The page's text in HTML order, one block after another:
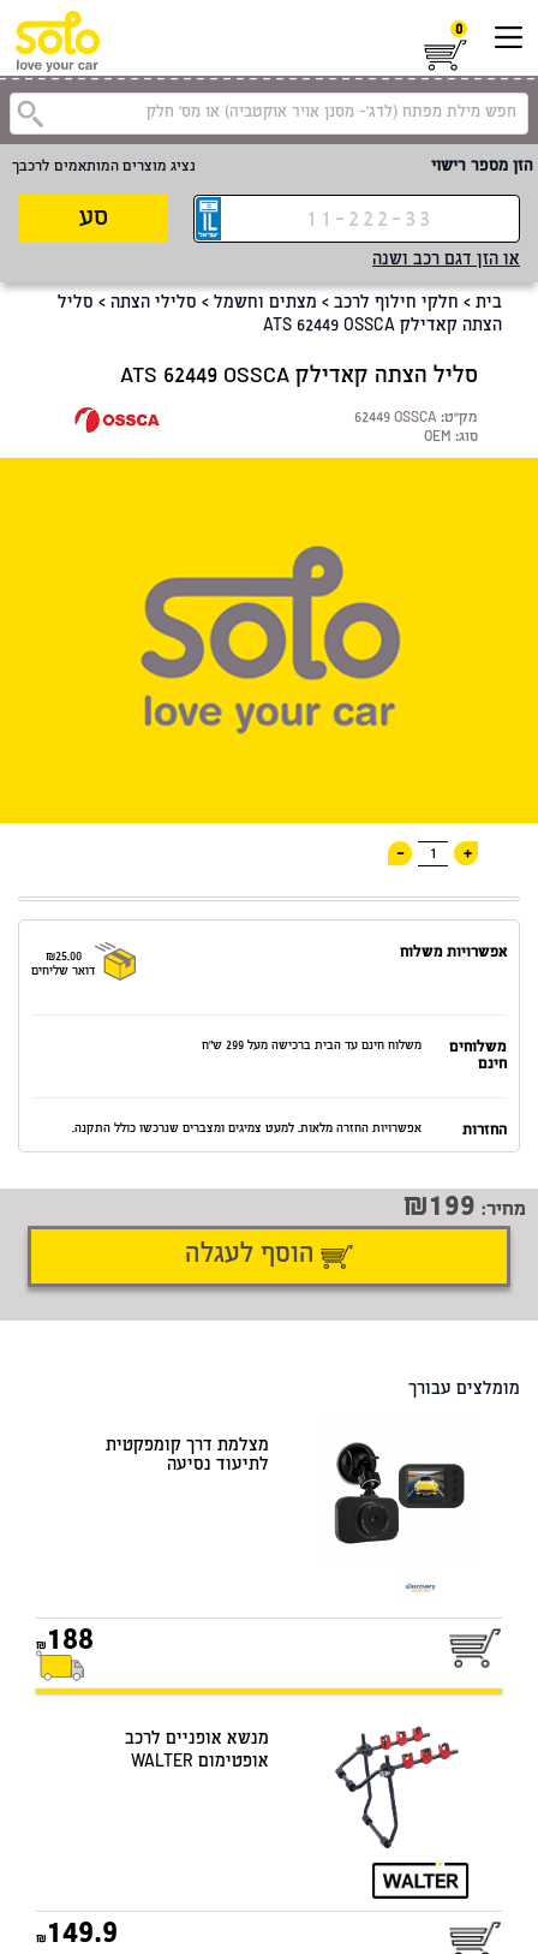
0
הזן מספר רישוי נציג מוצרים המותאמים לרכבך
סע
או הזן דגם רכב ושנה
בית > חלקי חילוף לרכב > מצתים וחשמל > סלילי הצתה > סליל
הצתה קאדילק ATS 62449 OSSCA
סליל הצתה קאדילק ATS 62449 OSSCA
מק"ט: 62449 OSSCA
סוג: OEM
+
1
-
אפשרויות משלוח
₪25.00
דואר שליחים
משלוחים
חינם
משלוח חינם עד הבית ברכישה מעל 299 ש"ח
החזרות אפשרויות החזרה מלאות. למעט צמיגים ומצברים שנרכשו כולל התקנה.
שתף דיווח על טעות
מחיר: 199
הוסף לעגלה
מומלצים עבורך
מצלמת דרך קומפקטית
לתיעוד נסיעה
188
מנשא אופניים לרכב
אופטימום WALTER
149.9